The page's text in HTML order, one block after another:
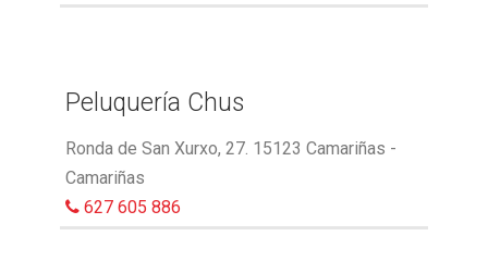
Peluquería Chus
Ronda de San Xurxo, 27. 15123 Camariñas -
Camariñas
627 605 886